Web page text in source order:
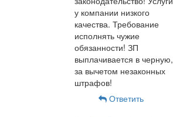
у компании низкого
качества. Требование
исполнять чужие
обязанности! ЗП
выплачивается в черную,
за вычетом незаконных
штрафов!
Ответить